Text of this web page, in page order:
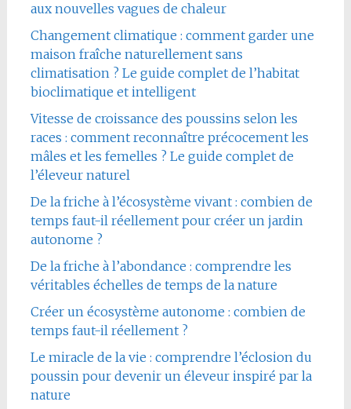
aux nouvelles vagues de chaleur
Changement climatique : comment garder une
maison fraîche naturellement sans
climatisation ? Le guide complet de l’habitat
bioclimatique et intelligent
Vitesse de croissance des poussins selon les
races : comment reconnaître précocement les
mâles et les femelles ? Le guide complet de
l’éleveur naturel
De la friche à l’écosystème vivant : combien de
temps faut-il réellement pour créer un jardin
autonome ?
De la friche à l’abondance : comprendre les
véritables échelles de temps de la nature
Créer un écosystème autonome : combien de
temps faut-il réellement ?
Le miracle de la vie : comprendre l’éclosion du
poussin pour devenir un éleveur inspiré par la
nature